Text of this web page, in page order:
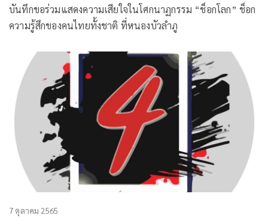
บันทึกขอร่วมแสดงความเสียใจในโศกนาฏกรรม “ช็อกโลก” ช็อก
ความรู้สึกของคนไทยทั้งชาติ ที่หนองบัวลำภู
7 ตุลาคม 2565